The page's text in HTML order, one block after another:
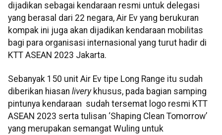
dijadikan sebagai kendaraan resmi untuk delegasi
yang berasal dari 22 negara, Air Ev yang berukuran
kompak ini juga akan dijadikan kendaraan mobilitas
bagi para organisasi internasional yang turut hadir di
KTT ASEAN 2023 Jakarta.
Sebanyak 150 unit Air Ev tipe Long Range itu sudah
diberikan hiasan liverykhusus, pada bagian samping
pintunya kendaraan sudah tersemat logo resmi KTT
ASEAN 2023 serta tulisan ‘Shaping Clean Tomorrow’
yang merupakan semangat Wuling untuk